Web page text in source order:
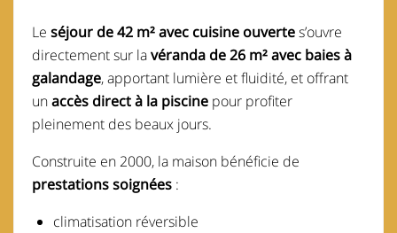
Le séjour de 42 m² avec cuisine ouvertes’ouvre
directement sur lavéranda de 26 m² avec baies à
galandage, apportant lumière et fluidité, et offrant
unaccès direct à la piscine pour profiter
pleinement des beaux jours.
Construite en 2000, la maison bénéficie de
prestations soignées :
climatisation réversible